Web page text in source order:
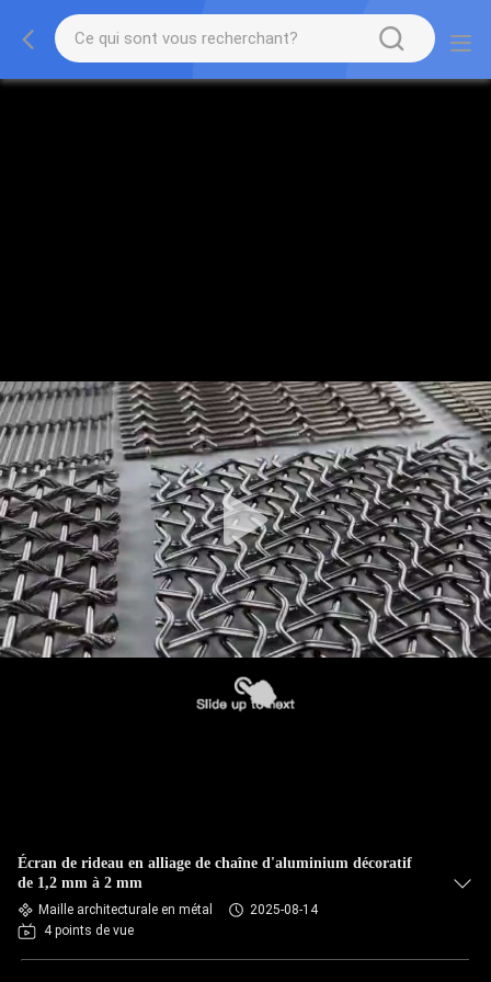
Écran de rideau en alliage de chaîne d'aluminium décoratif
de 1,2 mm à 2 mm
Maille architecturale en métal
2025-08-14
4 points de vue